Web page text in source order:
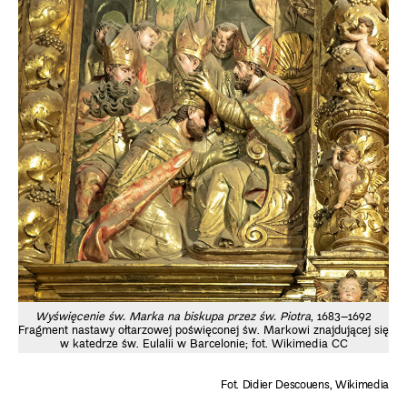
Wyświęcenie św. Marka na biskupa przez św. Piotra, 1683–1692
Fragment nastawy ołtarzowej poświęconej św. Markowi znajdującej się
w katedrze św. Eulalii w Barcelonie; fot. Wikimedia CC
Fot. Didier Descouens, Wikimedia